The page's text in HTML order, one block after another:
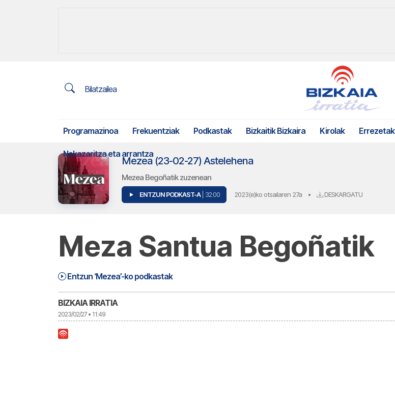
Bilatzailea
Programazinoa Frekuentziak Podkastak Bizkaitik Bizkaira Kirolak Errezetak
Nekazaritza eta arrantza
Mezea (23-02-27) Astelehena
Mezea Begoñatik zuzenean
ENTZUN PODKAST-A | 32:00 2023(e)ko otsailaren 27a • DESKARGATU
Meza Santua Begoñatik
Entzun ‘Mezea’-ko podkastak
32:00 Mezea (23-02-27) Astelehena | Mezea
BIZKAIA IRRATIA
2023/02/27 • 11:49